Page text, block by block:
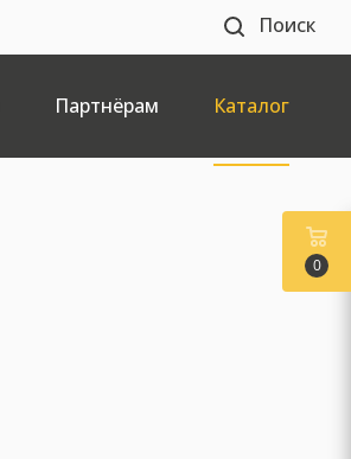
Поиск
Партнёрам Каталог
0